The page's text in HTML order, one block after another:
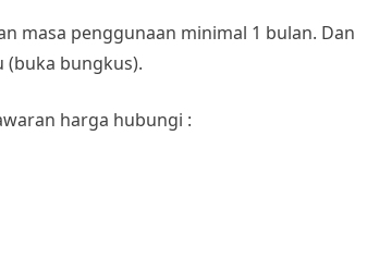
masa penggunaan minimal 1 bulan. Dan
bungkus).
harga hubungi :